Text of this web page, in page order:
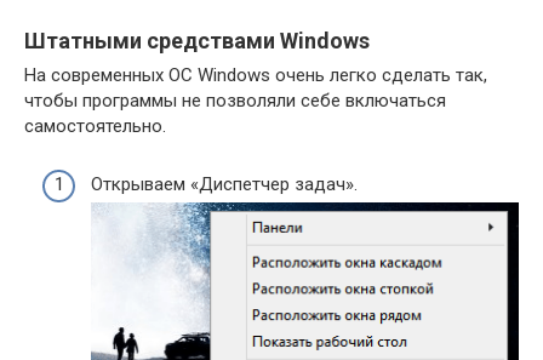
Штатными средствами Windows
На современных ОС Windows очень легко сделать так,
чтобы программы не позволяли себе включаться
самостоятельно.
Открываем «Диспетчер задач».